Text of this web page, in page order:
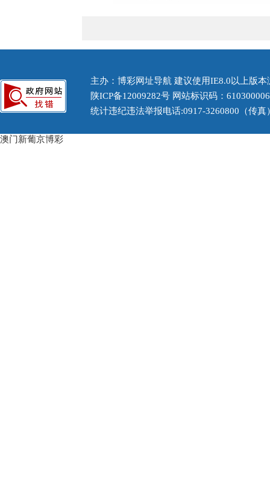
主办：博彩网址导航 建议使用IE8.0以上版
陕ICP备12009282号 网站标识码：
统计违纪违法举报电话:0917-3260800（传
澳门新葡京博彩